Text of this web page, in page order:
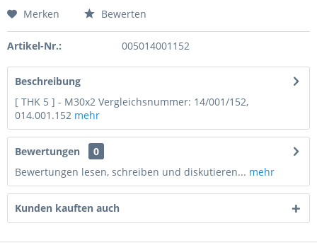
Preis anfragen
Merken Bewerten
Artikel-Nr.: 005014001152
Beschreibung
[ THK 5 ] - M30x2 Vergleichsnummer: 14/001/152,
014.001.152 mehr
Bewertungen
0
Bewertungen lesen, schreiben und diskutieren... mehr
Kunden kauften auch